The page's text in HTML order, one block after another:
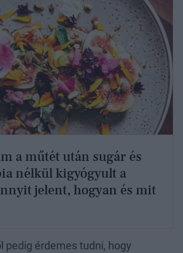
a műtét után sugár és
nélkül kigyógyult a
jelent, hogyan és mit
pedig érdemes tudni, hogy